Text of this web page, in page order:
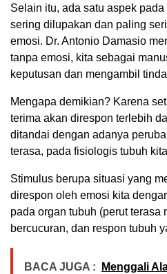
Selain itu, ada satu aspek
sering dilupakan dan paling
emosi. Dr. Antonio Damasio
tanpa emosi, kita sebagai
keputusan dan mengambil
Mengapa demikian? Karena
terima akan direspon terlebih
ditandai dengan adanya
terasa, pada fisiologis tubuh
Stimulus berupa situasi yang
direspon oleh emosi kita
pada organ tubuh (perut terasa
bercucuran, dan respon tubuh
BACA JUGA :
Menggali